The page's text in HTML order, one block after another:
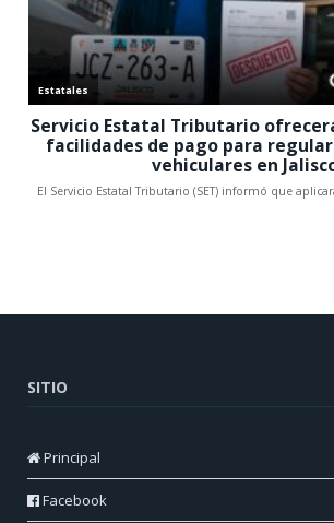
SITIO
Principal
Facebook